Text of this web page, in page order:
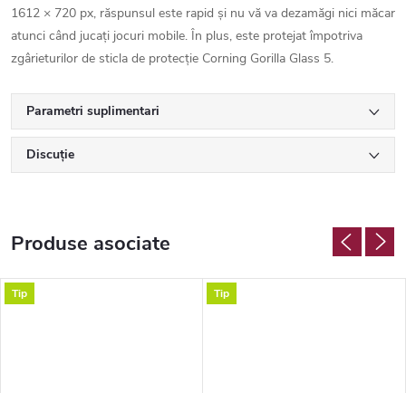
1612 × 720 px, răspunsul este rapid și nu vă va dezamăgi nici măcar
atunci când jucați jocuri mobile. În plus, este protejat împotriva
zgârieturilor de sticla de protecție Corning Gorilla Glass 5.
Parametri suplimentari
Discuţie
Produse asociate
Tip Tip